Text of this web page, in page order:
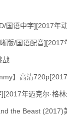
中字][2017年动作、战
音][2017年美国最新喜剧冒
战
清720p[2017年最新惊悚
年迈克尔·格林最新惊悚
(2017)美国奇幻爱情